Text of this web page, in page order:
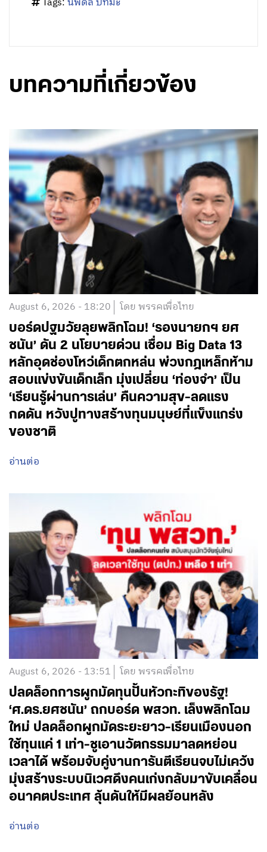
บทความที่เกี่ยวข้อง
August 6, 2026 - 18:20 โดย พรรคเพื่อไทย
บอร์ดปฐมวัยลุยพลิกโฉม! ‘รองนายกฯ ยศ
ชนัน’ ดัน 2 นโยบายด่วน เชื่อม Big Data 13
หลักอุดช่องโหว่เด็กตกหล่น พ่วงกฎเหล็กห้าม
สอบแข่งขันเด็กเล็ก มุ่งเปลี่ยน ‘ท่องจำ’ เป็น
‘เรียนรู้ผ่านการเล่น’ คืนความสุข-ลดแรง
กดดัน หวังปูทางสร้างทุนมนุษย์ที่แข็งแกร่ง
ของชาติ
อ่านต่อ
August 6, 2026 - 13:51 โดย พรรคเพื่อไทย
ปลดล็อกการผูกมัดทุนปั้นหัวกะทิของรัฐ!
‘ศ.ดร.ยศชนัน’ ถกบอร์ด พสวท. เล็งพลิกโฉม
ใหม่ ปลดล็อกผูกมัดระยะยาว-เรียนเมืองนอก
ใช้ทุนแค่ 1 เท่า-ชูเอานวัตกรรมมาลดหย่อน
เวลาได้ พร้อมจับคู่งานการันตีเรียนจบไม่เคว้ง
มุ่งสร้างระบบนิเวศดึงคนเก่งกลับมาขับเคลื่อน
อนาคตประเทศ ลุ้นดันให้มีผลย้อนหลัง
อ่านต่อ